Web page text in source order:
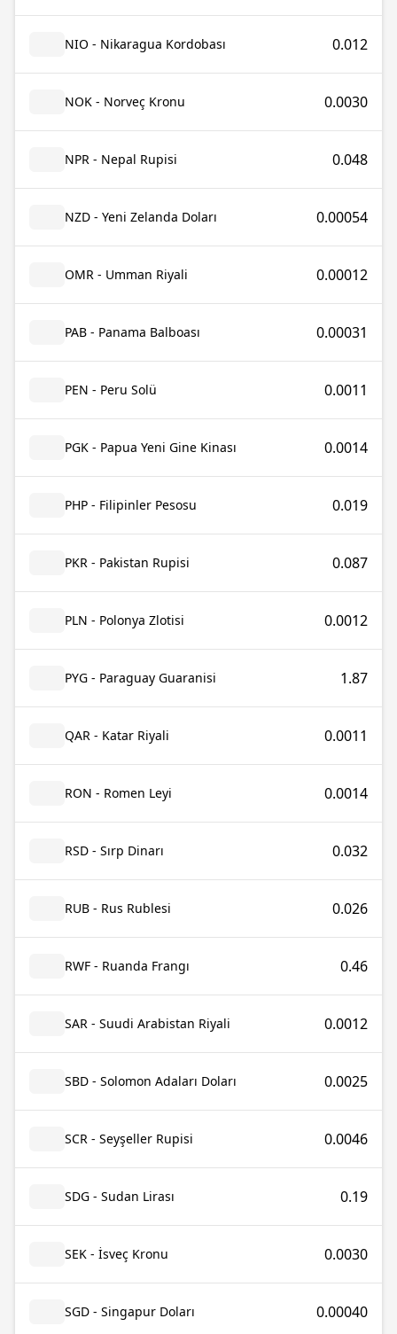
NIO - Nikaragua Kordobası 0.012
NOK - Norveç Kronu 0.0030
NPR - Nepal Rupisi 0.048
NZD - Yeni Zelanda Doları 0.00054
OMR - Umman Riyali 0.00012
PAB - Panama Balboası 0.00031
PEN - Peru Solü 0.0011
PGK - Papua Yeni Gine Kinası 0.0014
PHP - Filipinler Pesosu 0.019
PKR - Pakistan Rupisi 0.087
PLN - Polonya Zlotisi 0.0012
PYG - Paraguay Guaranisi 1.87
QAR - Katar Riyali 0.0011
RON - Romen Leyi 0.0014
RSD - Sırp Dinarı 0.032
RUB - Rus Rublesi 0.026
RWF - Ruanda Frangı 0.46
SAR - Suudi Arabistan Riyali 0.0012
SBD - Solomon Adaları Doları 0.0025
SCR - Seyşeller Rupisi 0.0046
SDG - Sudan Lirası 0.19
SEK - İsveç Kronu 0.0030
SGD - Singapur Doları 0.00040